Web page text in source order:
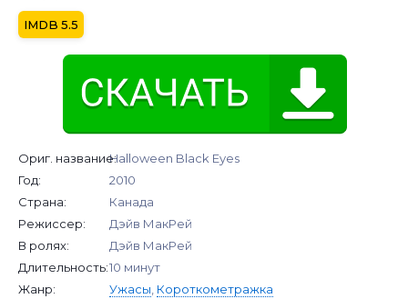
5.5
Ориг. название:Halloween Black Eyes
Год:
2010
Страна:
Канада
Режиссер:
Дэйв МакРей
В ролях:
Дэйв МакРей
Длительность:10 минут
Жанр:
Ужасы Короткометражка